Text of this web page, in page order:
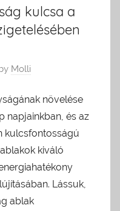
kulcsa a
by Molli
növelése
napjainkban, és az
kulcsfontosságú
kiváló
Lássuk,
ablak